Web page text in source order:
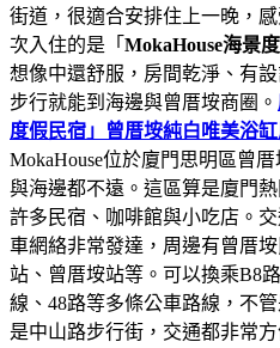
街道，很適合安排住上一晚，
次入住的是「 MokaHouse海景
想像中還舒服，房間乾淨、有
步行就能到海邊與曾厝垵商圈。
度假民宿」曾厝垵純白唯美浴
MokaHouse位於廈門思明區曾
與海邊都不遠。這區算是廈門
許多民宿、咖啡館與小吃店。
車網絡非常發達，周邊有曾厝
站、曾厝垵站等。可以換乘B8
線、48路等多條公車路線，不
是中山路步行街，交通都非常